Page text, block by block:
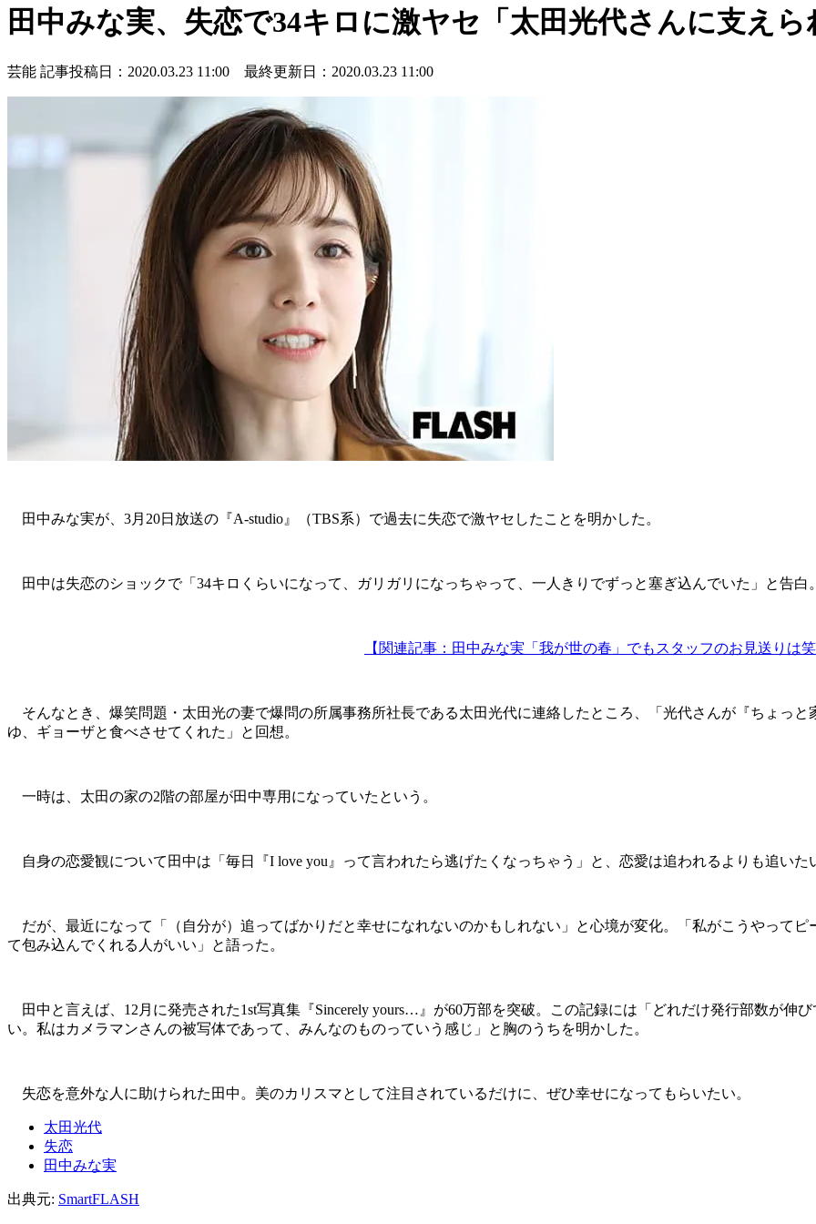
田中みな実、失恋で34キロに激ヤセ「太田光代さんに支えら
芸能 記事投稿日：2020.03.23 11:00 最終更新日：2020.03.23 11:00
田中みな実が、3月20日放送の『A-studio』（TBS系）で過去に失恋で激ヤセしたことを明かした。
田中は失恋のショックで「34キロくらいになって、ガリガリになっちゃって、一人きりでずっと塞ぎ込んでいた」と告白
【関連記事：田中みな実「我が世の春」でもスタッフのお見送りは
そんなとき、爆笑問題・太田光の妻で爆問の所属事務所社長である太田光代に連絡したところ、「光代さんが『ちょっ
ゆ、ギョーザと食べさせてくれた」と回想。
一時は、太田の家の2階の部屋が田中専用になっていたという。
自身の恋愛観について田中は「毎日『I love you』って言われたら逃げたくなっちゃう」と、恋愛は追われるよりも追いた
だが、最近になって「（自分が）追ってばかりだと幸せになれないのかもしれない」と心境が変化。「私がこうやって
て包み込んでくれる人がいい」と語った。
田中と言えば、12月に発売された1st写真集『Sincerely yours…』が60万部を突破。この記録には「どれだけ発行部数が伸
い。私はカメラマンさんの被写体であって、みんなのものっていう感じ」と胸のうちを明かした。
失恋を意外な人に助けられた田中。美のカリスマとして注目されているだけに、ぜひ幸せになってもらいたい。
太田光代
失恋
田中みな実
出典元: SmartFLASH